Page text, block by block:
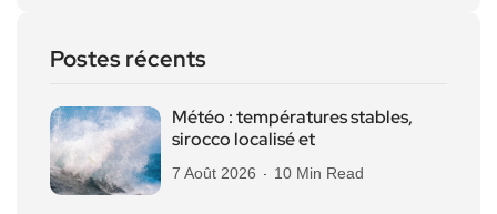
Postes récents
Météo : températures stables,
sirocco localisé et
7 Août 2026 10 Min Read